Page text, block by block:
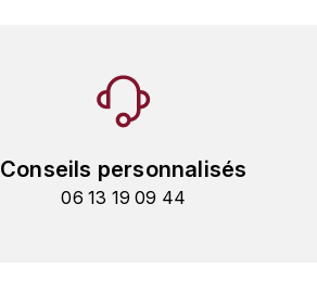
Conseils personnalisés
06 13 19 09 44